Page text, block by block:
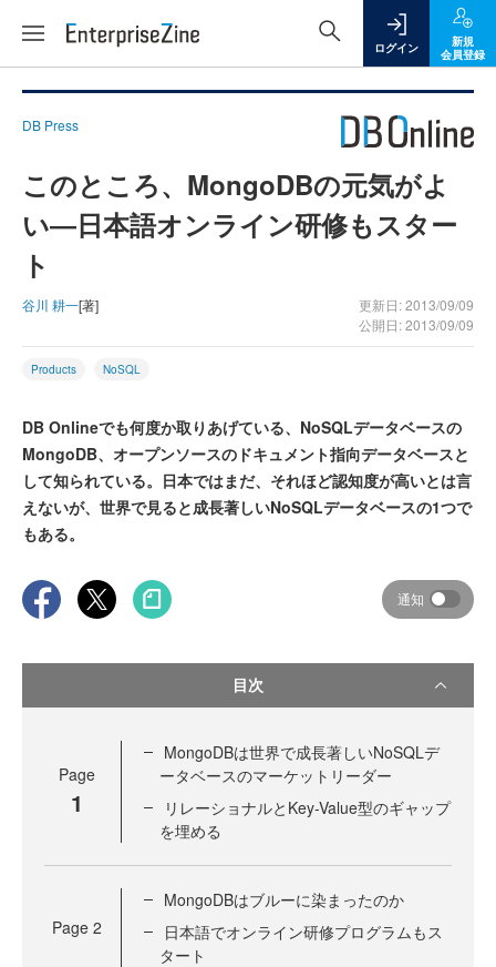
ログイン
新規
会員登録
DB Press
このところ、MongoDBの元気がよ
い―日本語オンライン研修もスター
ト
谷川 耕一[著]
更新日: 2013/09/09
公開日: 2013/09/09
Products NoSQL
DB Onlineでも何度か取りあげている、NoSQLデータベースの
MongoDB、オープンソースのドキュメント指向データベースと
して知られている。日本ではまだ、それほど認知度が高いとは言
えないが、世界で見ると成長著しいNoSQLデータベースの1つで
もある。
通知
目次
Page
1
MongoDBは世界で成長著しいNoSQLデ
ータベースのマーケットリーダー
リレーショナルとKey-Value型のギャップ
を埋める
Page 2
MongoDBはブルーに染まったのか
日本語でオンライン研修プログラムもス
タート